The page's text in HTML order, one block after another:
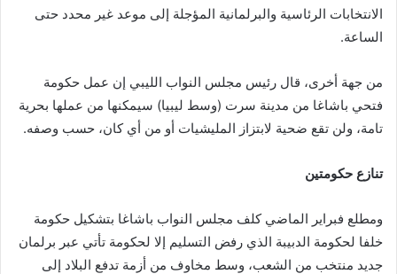
الانتخابات الرئاسية والبرلمانية المؤجلة إلى موعد غير محدد حتى
الساعة.
من جهة أخرى، قال رئيس مجلس النواب الليبي إن عمل حكومة
فتحي باشاغا من مدينة سرت (وسط ليبيا) سيمكنها من عملها بحرية
تامة، ولن تقع ضحية لابتزاز المليشيات أو من أي كان، حسب وصفه.
تنازع حكومتين
ومطلع فبراير الماضي كلف مجلس النواب باشاغا بتشكيل حكومة
خلفا لحكومة الدبيبة الذي رفض التسليم إلا لحكومة تأتي عبر برلمان
جديد منتخب من الشعب، وسط مخاوف من أزمة تدفع البلاد إلى